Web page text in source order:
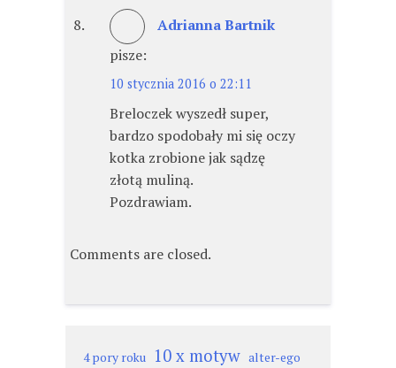
Adrianna Bartnik
pisze:
10 stycznia 2016 o 22:11
Breloczek wyszedł super,
bardzo spodobały mi się oczy
kotka zrobione jak sądzę
złotą muliną.
Pozdrawiam.
Comments are closed.
4 pory roku 10 x motyw alter-ego